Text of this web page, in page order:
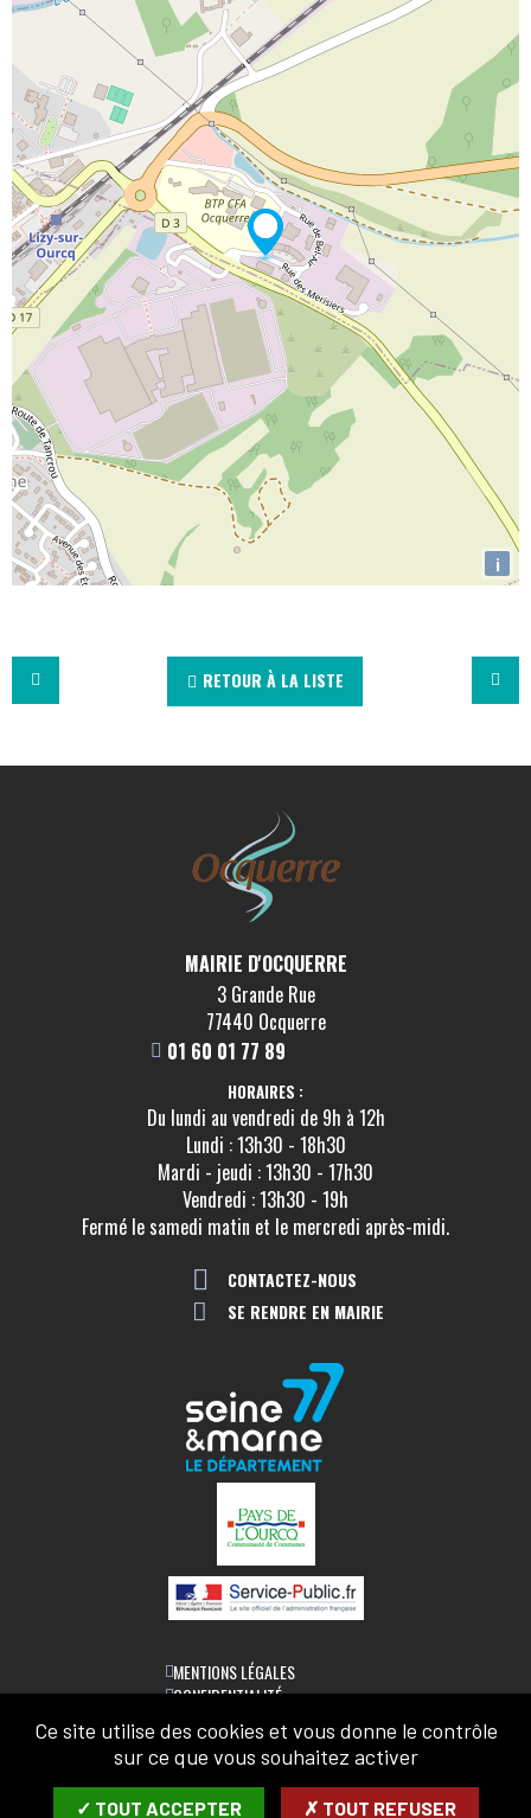
i
RETOUR À LA LISTE
MAIRIE D'OCQUERRE
3 Grande Rue
77440 Ocquerre
01 60 01 77 89
HORAIRES :
Du lundi au vendredi de 9h à 12h
Lundi : 13h30 - 18h30
Mardi - jeudi : 13h30 - 17h30
Vendredi : 13h30 - 19h
Fermé le samedi matin et le mercredi après-midi.
CONTACTEZ-NOUS
SE RENDRE EN MAIRIE
MENTIONS LÉGALES
CONFIDENTIALITÉ
ACCESSIBILITÉ
PLAN DU SITE
LETTRE D'INFORMATION
Ce site utilise des cookies et vous donne le contrôle
sur ce que vous souhaitez activer
✓ TOUT ACCEPTER ✗ TOUT REFUSER